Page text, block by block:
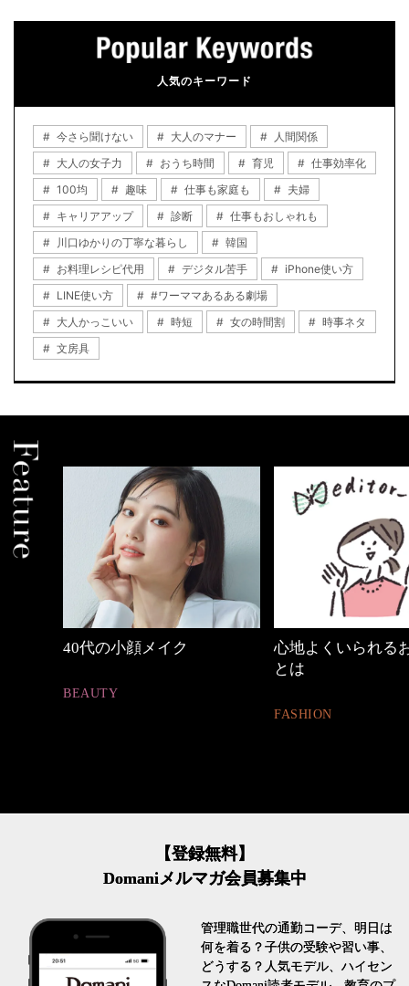
人気のキーワード
今さら聞けない 大人のマナー
人間関係
大人の女子力
おうち時間 育児
仕事効率化
100均
趣味 仕事も家庭も
夫婦
キャリアアップ
診断
仕事もおしゃれも
川口ゆかりの丁寧な暮らし
韓国
お料理レシピ代用
デジタル苦手
iPhone使い方
LINE使い方
#ワーママあるある劇場
大人かっこいい
時短 女の時間割
時事ネタ
文房具
心地よくいられるおしゃれ
働く女性のバッグ
【登録無料】
Domaniメルマガ会員募集中
管理職世代の通勤コーデ、明日は
何を着る？子供の受験や習い事、
どうする？人気モデル、ハイセン